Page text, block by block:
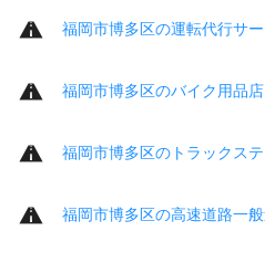
福岡市博多区の運転代行サ
福岡市博多区のバイク用品店
福岡市博多区のトラックス
福岡市博多区の高速道路一